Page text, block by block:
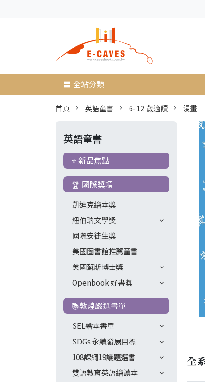
全站分類
首頁 英語童書 6-12 歲適讀 漫畫
英語童書
⭐ 新品焦點
🏆 國際獎項
凱迪克繪本獎
紐伯瑞文學獎
國際安徒生獎
美國圖書館推薦童書
美國蘇斯博士獎
Openbook 好書獎
📚敦煌嚴選書單
SEL繪本書單
SDGs 永續發展目標
108課綱19議題選書
雙語教育英語繪讀本
全